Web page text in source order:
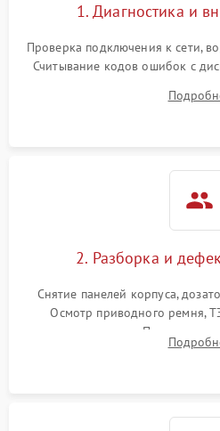
1. Диагностика и
Проверка подключения к сети,
Считывание кодов ошибок с
выявления посторонних шумов,
электронного
2. Разборка и
Снятие панелей корпуса,
Осмотр приводного ремня,
амортизаторов. Проверка
крестовины на износ, а